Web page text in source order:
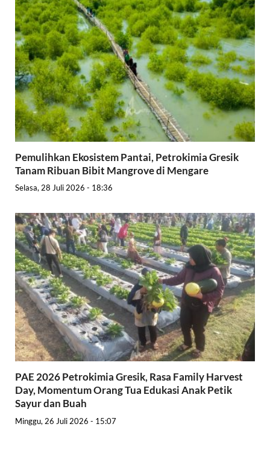
Pemulihkan Ekosistem Pantai, Petrokimia Gresik
Tanam Ribuan Bibit Mangrove di Mengare
Selasa, 28 Juli 2026 - 18:36
PAE 2026 Petrokimia Gresik, Rasa Family Harvest
Day, Momentum Orang Tua Edukasi Anak Petik
Sayur dan Buah
Minggu, 26 Juli 2026 - 15:07